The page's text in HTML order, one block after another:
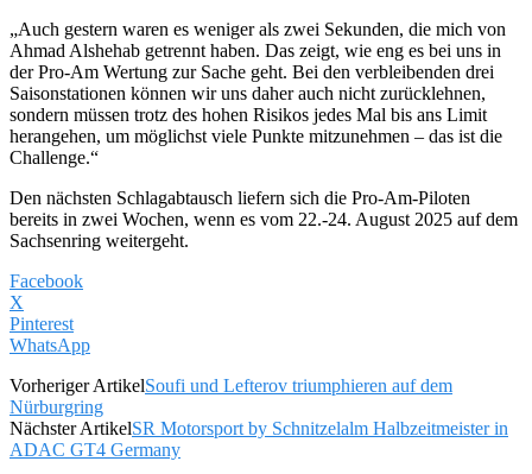
„Auch gestern waren es weniger als zwei Sekunden, die mich von
Ahmad Alshehab getrennt haben. Das zeigt, wie eng es bei uns in
der Pro-Am Wertung zur Sache geht. Bei den verbleibenden drei
Saisonstationen können wir uns daher auch nicht zurücklehnen,
sondern müssen trotz des hohen Risikos jedes Mal bis ans Limit
herangehen, um möglichst viele Punkte mitzunehmen – das ist die
Challenge.“
Den nächsten Schlagabtausch liefern sich die Pro-Am-Piloten
bereits in zwei Wochen, wenn es vom 22.-24. August 2025 auf dem
Sachsenring weitergeht.
Facebook
X
Pinterest
WhatsApp
Vorheriger ArtikelSoufi und Lefterov triumphieren auf dem
Nürburgring
Nächster ArtikelSR Motorsport by Schnitzelalm Halbzeitmeister in
ADAC GT4 Germany